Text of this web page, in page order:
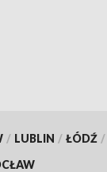
/ LUBLIN / ŁÓDŹ /